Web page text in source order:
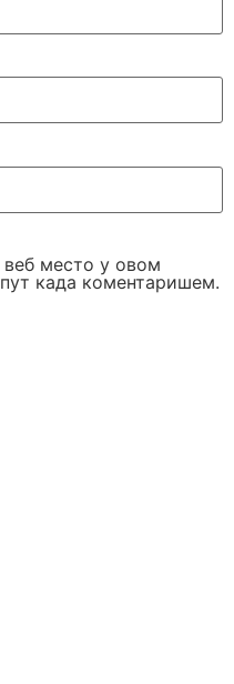
веб место у овом
када коментаришем.